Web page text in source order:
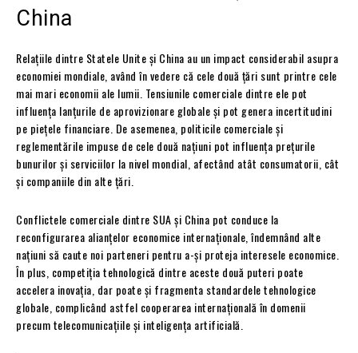
China
Relațiile dintre Statele Unite și China au un impact considerabil asupra
economiei mondiale, având în vedere că cele două țări sunt printre cele
mai mari economii ale lumii. Tensiunile comerciale dintre ele pot
influența lanțurile de aprovizionare globale și pot genera incertitudini
pe piețele financiare. De asemenea, politicile comerciale și
reglementările impuse de cele două națiuni pot influența prețurile
bunurilor și serviciilor la nivel mondial, afectând atât consumatorii, cât
și companiile din alte țări.
Conflictele comerciale dintre SUA și China pot conduce la
reconfigurarea alianțelor economice internaționale, îndemnând alte
națiuni să caute noi parteneri pentru a-și proteja interesele economice.
În plus, competiția tehnologică dintre aceste două puteri poate
accelera inovația, dar poate și fragmenta standardele tehnologice
globale, complicând astfel cooperarea internațională în domenii
precum telecomunicațiile și inteligența artificială.